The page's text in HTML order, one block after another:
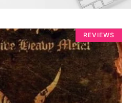
REVIEWS